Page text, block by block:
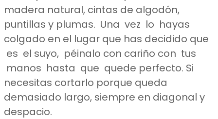
madera natural, cintas de algodón,
puntillas y plumas. Una vez lo hayas
colgado en el lugar que has decidido que
es el suyo, péinalo con cariño con tus
manos hasta que quede perfecto. Si
necesitas cortarlo porque queda
demasiado largo, siempre en diagonal y
despacio.